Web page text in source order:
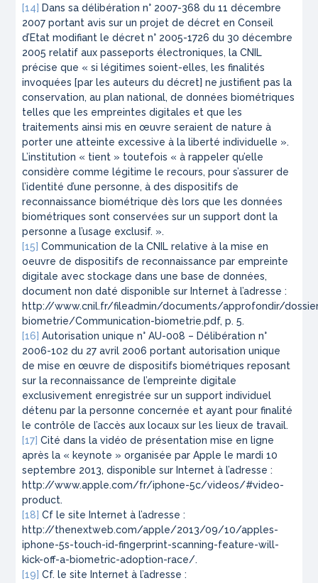
[14] Dans sa délibération n° 2007-368 du 11 décembre
2007 portant avis sur un projet de décret en Conseil
d’Etat modifiant le décret n° 2005-1726 du 30 décembre
2005 relatif aux passeports électroniques, la CNIL
précise que « si légitimes soient-elles, les finalités
invoquées [par les auteurs du décret] ne justifient pas la
conservation, au plan national, de données biométriques
telles que les empreintes digitales et que les
traitements ainsi mis en œuvre seraient de nature à
porter une atteinte excessive à la liberté individuelle ».
L’institution « tient » toutefois « à rappeler qu’elle
considère comme légitime le recours, pour s’assurer de
l’identité d’une personne, à des dispositifs de
reconnaissance biométrique dès lors que les données
biométriques sont conservées sur un support dont la
personne a l’usage exclusif. ».
[15] Communication de la CNIL relative à la mise en
oeuvre de dispositifs de reconnaissance par empreinte
digitale avec stockage dans une base de données,
document non daté disponible sur Internet à l’adresse :
http://www.cnil.fr/fileadmin/documents/approfondir/
biometrie/Communication-biometrie.pdf, p. 5.
[16] Autorisation unique n° AU-008 – Délibération n°
2006-102 du 27 avril 2006 portant autorisation unique
de mise en œuvre de dispositifs biométriques reposant
sur la reconnaissance de l’empreinte digitale
exclusivement enregistrée sur un support individuel
détenu par la personne concernée et ayant pour finalité
le contrôle de l’accès aux locaux sur les lieux de travail.
[17] Cité dans la vidéo de présentation mise en ligne
après la « keynote » organisée par Apple le mardi 10
septembre 2013, disponible sur Internet à l’adresse :
http://www.apple.com/fr/iphone-5c/videos/#video-
product.
[18] Cf le site Internet à l’adresse :
http://thenextweb.com/apple/2013/09/10/apples-
iphone-5s-touch-id-fingerprint-scanning-feature-will-
kick-off-a-biometric-adoption-race/.
[19] Cf. le site Internet à l’adresse :